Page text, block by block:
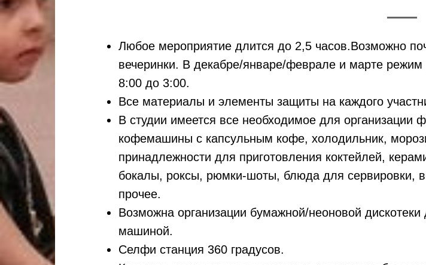
Любое мероприятие длится до 2,5 часов.Возможно
вечеринки. В декабре/январе/феврале и марте режим
8:00 до 3:00.
Все материалы и элементы защиты на каждого
В студии имеется все необходимое для организации
кофемашины с капсульным кофе, холодильник,
принадлежности для приготовления коктейлей,
бокалы, роксы, рюмки-шоты, блюда для сервировки,
прочее.
Возможна организации бумажной/неоновой
машиной.
Селфи станция 360 градусов.